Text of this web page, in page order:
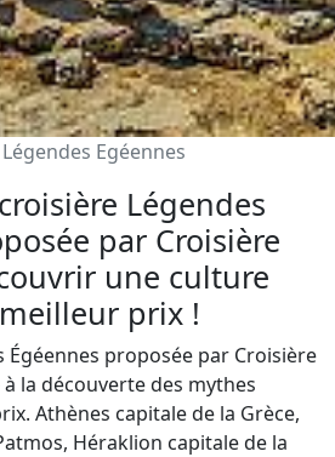
Egéennes
Légendes
par Croisière
une culture
prix !
Égéennes proposée par Croisière
la découverte des mythes
Athènes capitale de la Grèce,
Héraklion capitale de la